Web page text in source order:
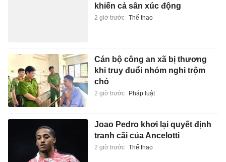
khiến cả sân xúc động
2 giờ trước Thể thao
Cán bộ công an xã bị thương
khi truy đuổi nhóm nghi trộm
chó
2 giờ trước Pháp luật
Joao Pedro khơi lại quyết định
tranh cãi của Ancelotti
2 giờ trước Thể thao